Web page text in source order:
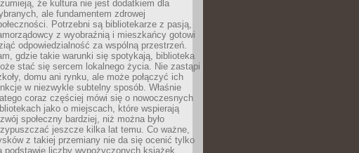
że kultura nie jest dodatkiem dla
ale fundamentem zdrowej
Potrzebni są bibliotekarze z pasją,
z wyobraźnią i mieszkańcy gotowi
odpowiedzialność za wspólną przestrzeń.
gdzie takie warunki się spotykają, biblioteka
stać się sercem lokalnego życia. Nie zastąpi
domu ani rynku, ale może połączyć ich
w niezwykle subtelny sposób. Właśnie
coraz częściej mówi się o nowoczesnych
jako o miejscach, które wspierają
społeczny bardziej, niż można było
jeszcze kilka lat temu. Co ważne,
z takiej przemiany nie da się ocenić tylko
podstawie liczby wypożyczonych książek.